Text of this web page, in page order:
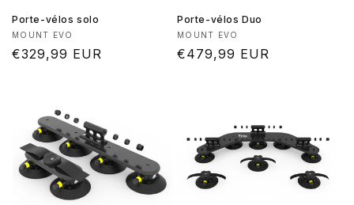
Porte-vélos solo
Fournisseur :
MOUNT EVO
Prix
€329,99 EUR
Porte-vélos Duo
Fournisseur :
MOUNT EVO
Prix
€479,99 EUR